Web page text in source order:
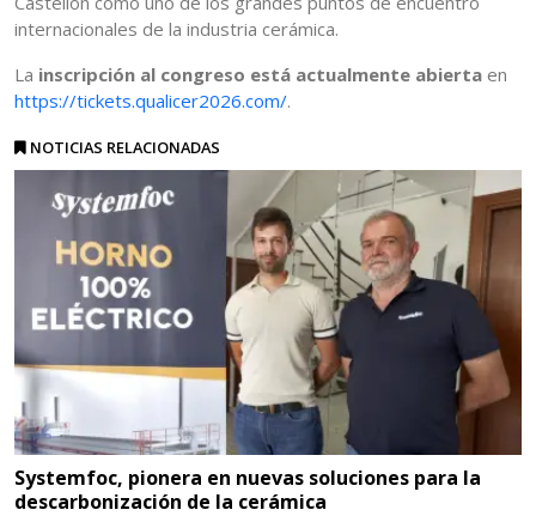
internacionales de la industria cerámica.
La inscripción al congreso está actualmente abierta en
https://tickets.qualicer2026.com/.
NOTICIAS RELACIONADAS
Systemfoc, pionera en nuevas soluciones para la
descarbonización de la cerámica